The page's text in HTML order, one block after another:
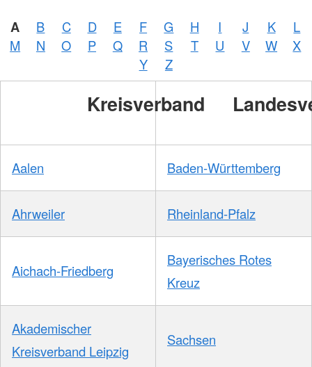
A B C D E F G H I J K
L
M
N O P Q R S T U V W
X
Y
Z
Kreisverband
Aalen Baden-Württemberg
Ahrweiler Rheinland-Pfalz
Aichach-Friedberg
Bayerisches Rotes
Kreuz
Akademischer
Kreisverband Leipzig
Sachsen
Foto:
Zelck /
GmbH